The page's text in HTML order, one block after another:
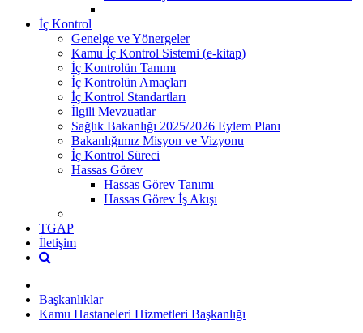
İç Kontrol
Genelge ve Yönergeler
Kamu İç Kontrol Sistemi (e-kitap)
İç Kontrolün Tanımı
İç Kontrolün Amaçları
İç Kontrol Standartları
İlgili Mevzuatlar
Sağlık Bakanlığı 2025/2026 Eylem Planı
Bakanlığımız Misyon ve Vizyonu
İç Kontrol Süreci
Hassas Görev
Hassas Görev Tanımı
Hassas Görev İş Akışı
TGAP
İletişim
Başkanlıklar
Kamu Hastaneleri Hizmetleri Başkanlığı